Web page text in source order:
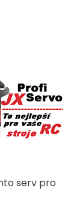
serv pro